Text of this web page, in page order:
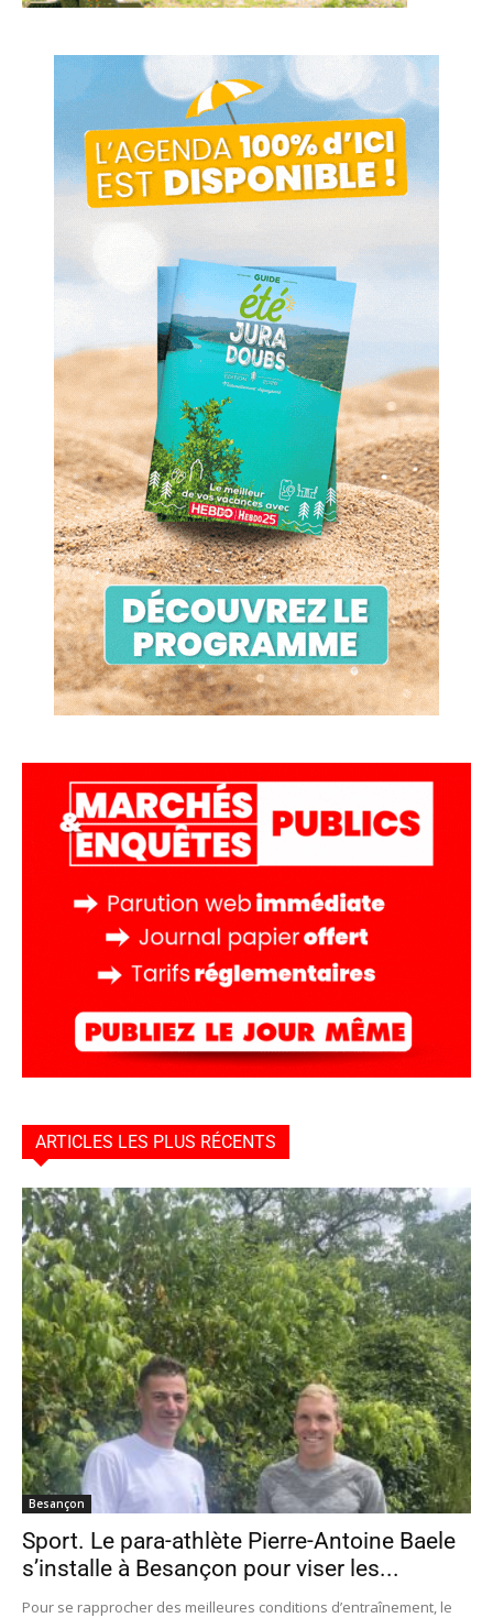
ARTICLES LES PLUS RÉCENTS
Besançon
Sport. Le para-athlète Pierre-Antoine Baele
s’installe à Besançon pour viser les...
Pour se rapprocher des meilleures conditions d’entraînement, le